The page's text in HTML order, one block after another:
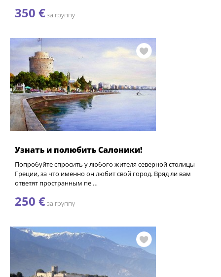
350 €за группу
Узнать и полюбить Салоники!
Попробуйте спросить у любого жителя северной столицы
Греции, за что именно он любит свой город. Вряд ли вам
ответят пространным пе …
250 €за группу